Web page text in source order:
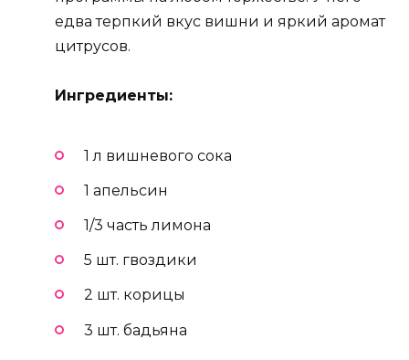
едва терпкий вкус вишни и яркий аромат
цитрусов.
Ингредиенты:
1 л вишневого сока
1 апельсин
1/3 часть лимона
5 шт. гвоздики
2 шт. корицы
3 шт. бадьяна